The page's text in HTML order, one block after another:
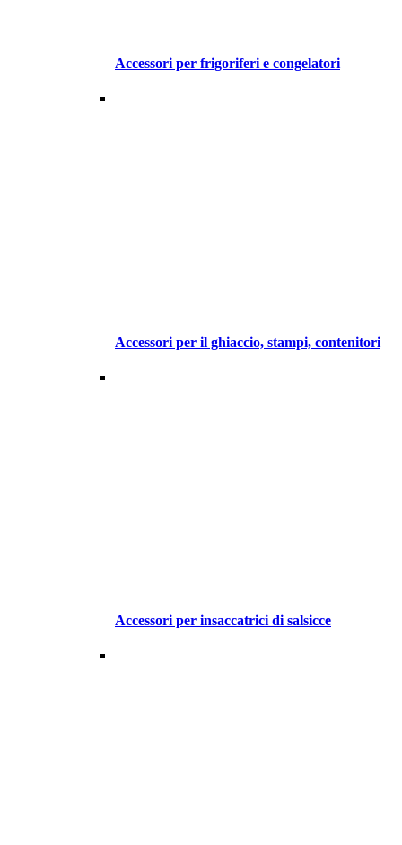
Accessori per frigoriferi e congelatori
Accessori per il ghiaccio, stampi, contenitori
Accessori per insaccatrici di salsicce